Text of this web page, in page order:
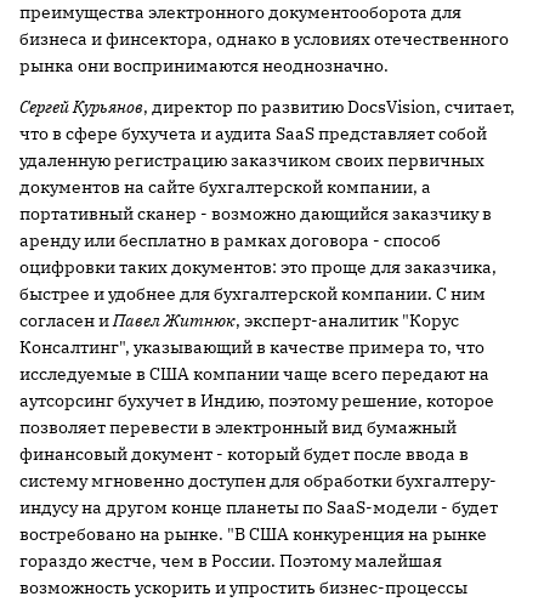
преимущества электронного документооборота для
бизнеса и финсектора, однако в условиях отечественного
рынка они воспринимаются неоднозначно.
Сергей Курьянов, директор по развитию DocsVision, считает,
что в сфере бухучета и аудита SaaS представляет собой
удаленную регистрацию заказчиком своих первичных
документов на сайте бухгалтерской компании, а
портативный сканер - возможно дающийся заказчику в
аренду или бесплатно в рамках договора - способ
оцифровки таких документов: это проще для заказчика,
быстрее и удобнее для бухгалтерской компании. С ним
согласен иПавел Житнюк, эксперт-аналитик "Корус
Консалтинг", указывающий в качестве примера то, что
исследуемые в США компании чаще всего передают на
аутсорсинг бухучет в Индию, поэтому решение, которое
позволяет перевести в электронный вид бумажный
финансовый документ - который будет после ввода в
систему мгновенно доступен для обработки бухгалтеру-
индусу на другом конце планеты по SaaS-модели - будет
востребовано на рынке. "В США конкуренция на рынке
гораздо жестче, чем в России. Поэтому малейшая
возможность ускорить и упростить бизнес-процессы